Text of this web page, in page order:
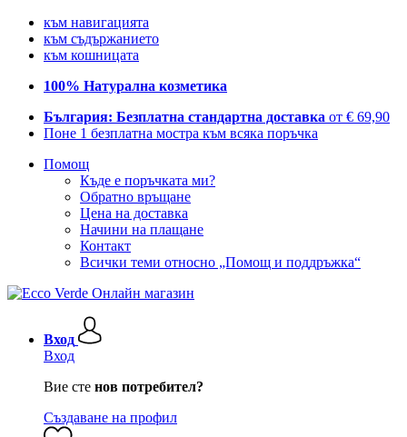
към навигацията
към съдържанието
към кошницата
100% Натурална козметика
България: Безплатна стандартна доставка от € 69,90
Поне 1 безплатна мостра към всяка поръчка
Помощ
Къде е поръчката ми?
Обратно връщане
Цена на доставка
Начини на плащане
Контакт
Всички теми относно „Помощ и поддръжка“
Вход
Вход
Вие сте нов потребител?
Създаване на профил